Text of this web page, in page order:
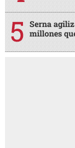
Serna
millones